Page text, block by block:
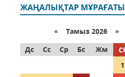
ЖАҢАЛЫҚТАР МҰРАҒАТЫ
« Тамыз 2026 »
Дс
Сс Ср Бс Жм
1